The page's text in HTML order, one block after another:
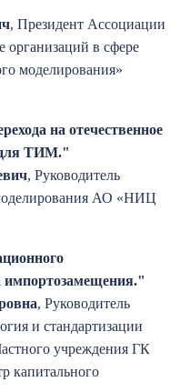
, Президент Ассоциации
организаций в сфере
моделирования»
на отечественное
для ТИМ."
, Руководитель
АО «НИЦ
импортозамещения."
, Руководитель
и стандартизации
учреждения ГК
капитального